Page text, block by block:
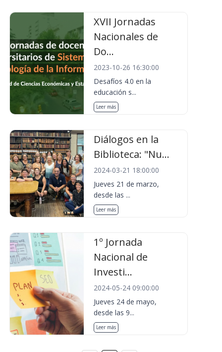
XVII Jornadas
Nacionales de
Do...
2023-10-26 16:30:00
Desafíos 4.0 en la
educación s...
Leer más
Diálogos en la
Biblioteca: "Nu...
2024-03-21 18:00:00
Jueves 21 de marzo,
desde las ...
Leer más
1º Jornada
Nacional de
Investi...
2024-05-24 09:00:00
Jueves 24 de mayo,
desde las 9...
Leer más